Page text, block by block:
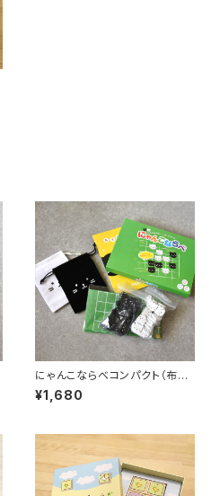
にゃんこならべコンパクト（布
盤・巾着セット 箱入り）
¥1,680